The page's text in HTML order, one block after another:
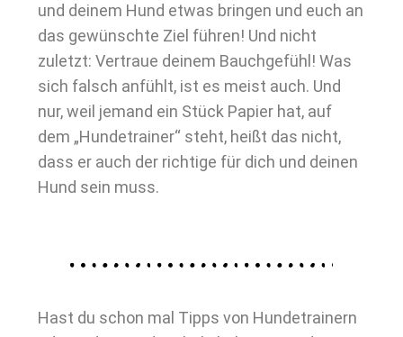
und deinem Hund etwas bringen und euch an
das gewünschte Ziel führen! Und nicht
zuletzt: Vertraue deinem Bauchgefühl! Was
sich falsch anfühlt, ist es meist auch. Und
nur, weil jemand ein Stück Papier hat, auf
dem „Hundetrainer“ steht, heißt das nicht,
dass er auch der richtige für dich und deinen
Hund sein muss.
Hast du schon mal Tipps von Hundetrainern